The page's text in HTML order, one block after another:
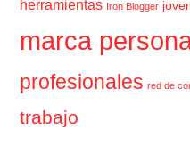
herramientas Iron Blogger
marca
profesionales red de
trabajo